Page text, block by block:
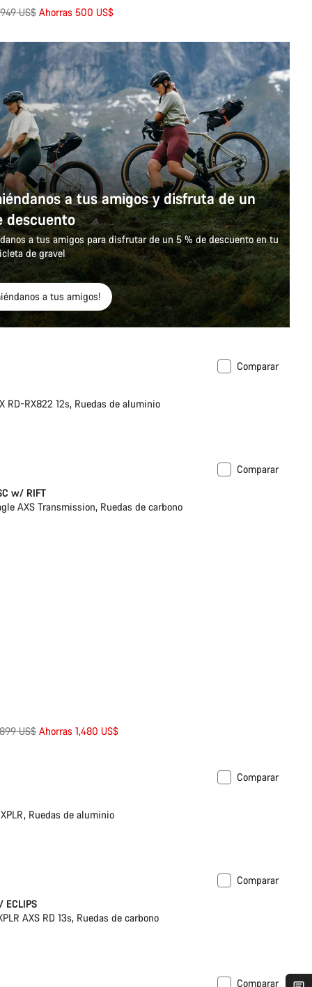
US$ Ahorras 500 US$
a tus amigos y disfruta de un
descuento
a tus amigos para disfrutar de un 5 % de descuento en tu
de gravel
a tus amigos!
Comparar
RD-RX822 12s, Ruedas de aluminio
Comparar
w/ RIFT
AXS Transmission, Ruedas de carbono
US$ Ahorras 1,480 US$
Comparar
Ruedas de aluminio
Comparar
ECLIPS
AXS RD 13s, Ruedas de carbono
Comparar